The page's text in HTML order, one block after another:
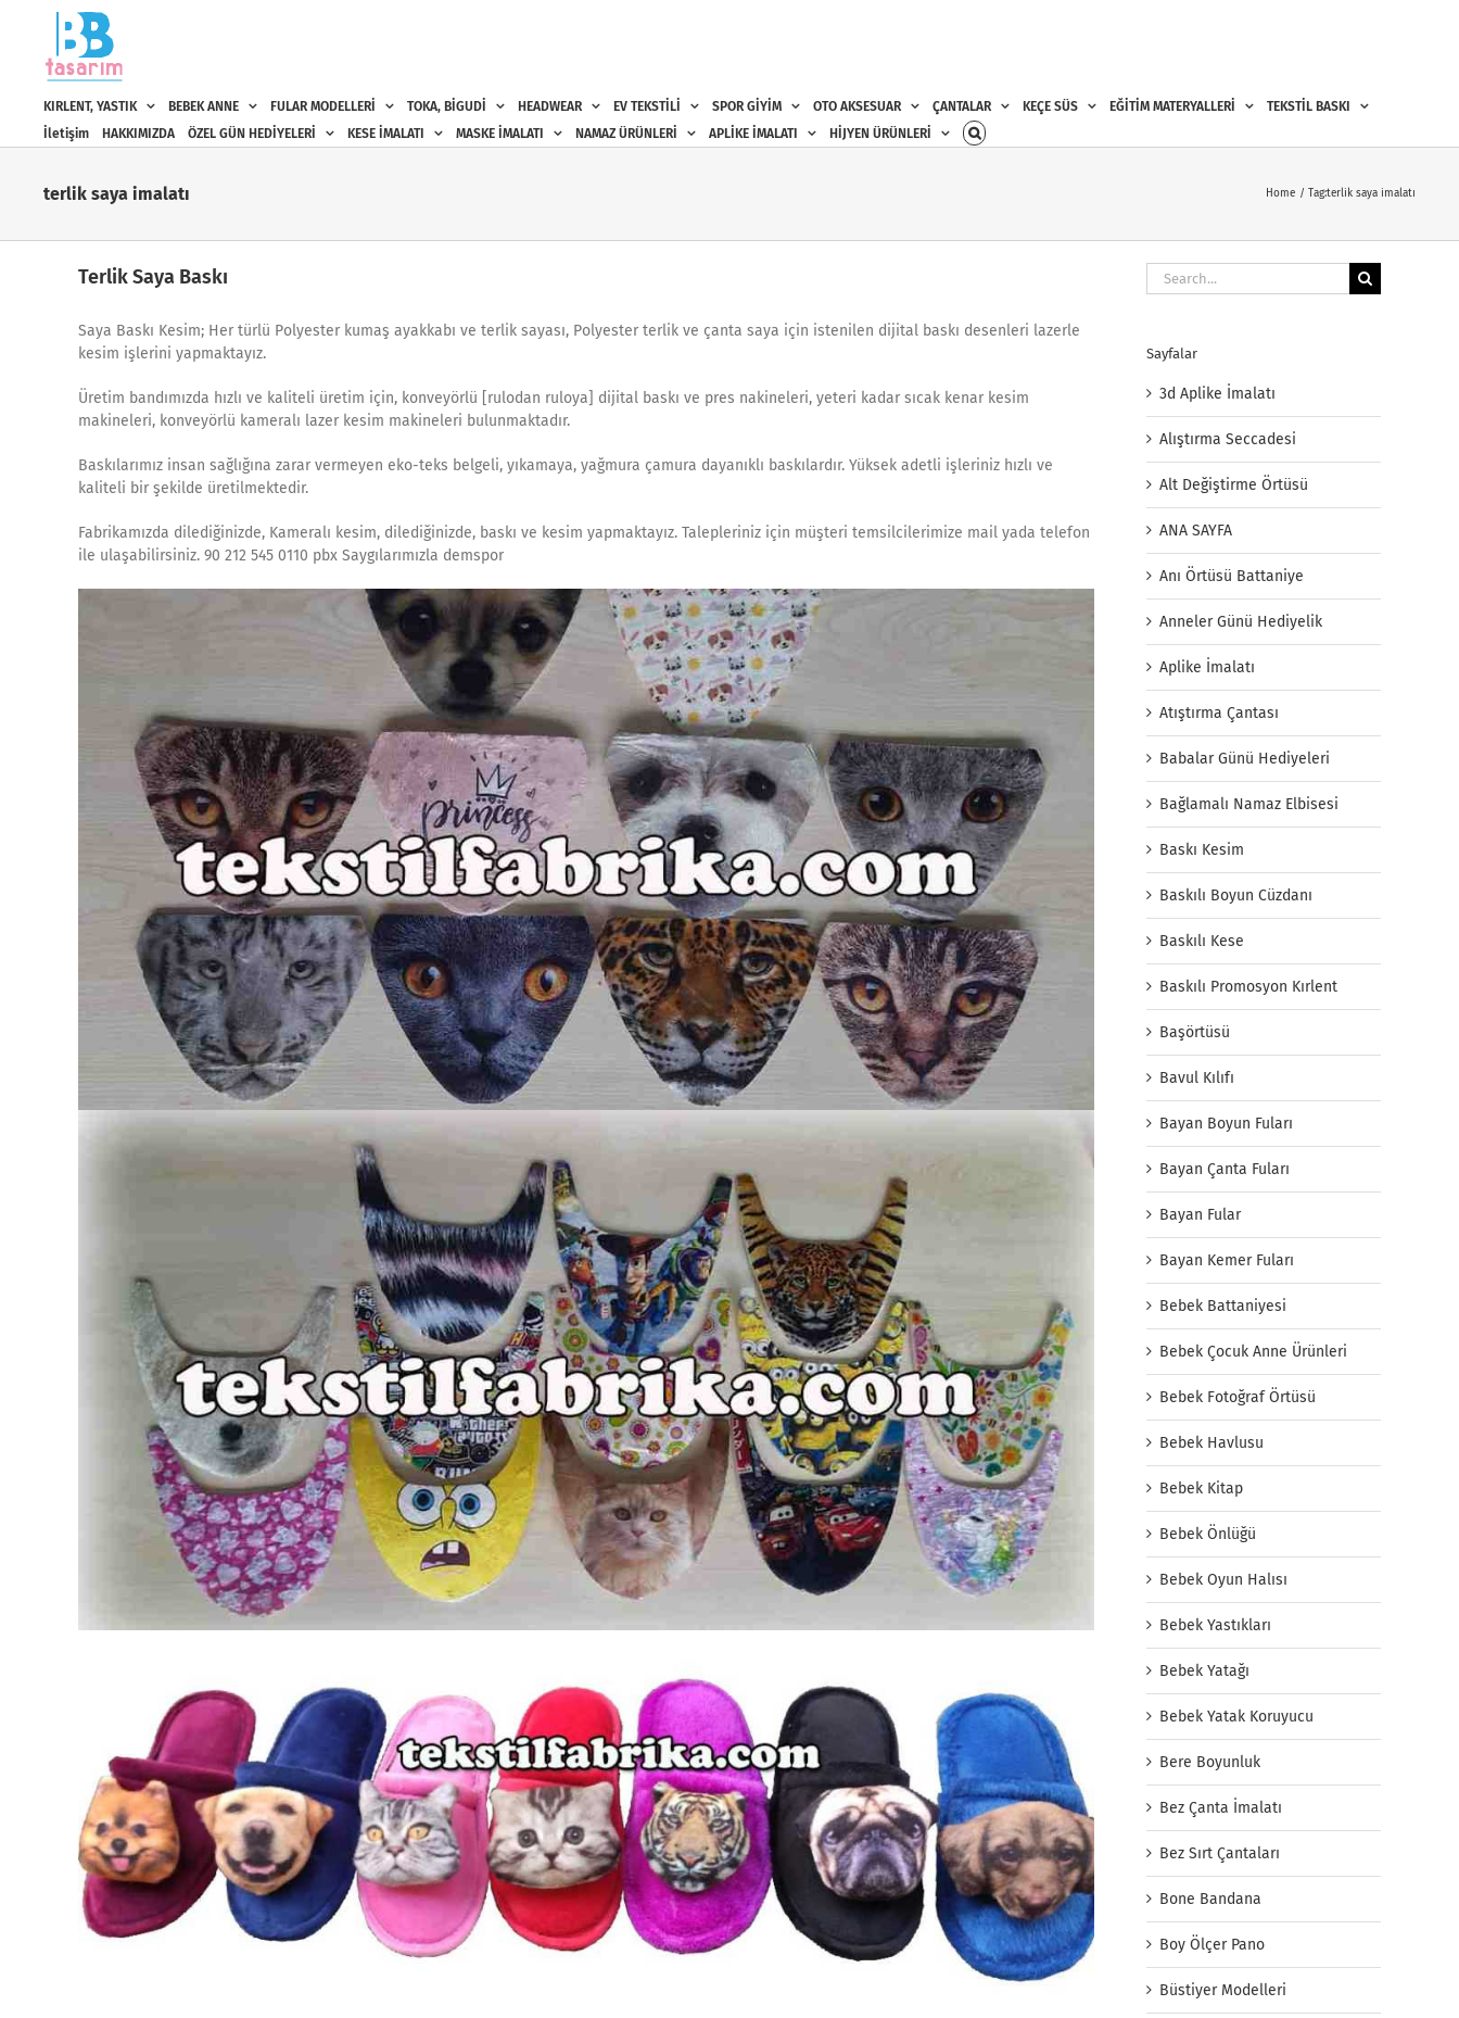
content
KIRLENT, YASTIK BEBEK ANNE FULAR MODELLERİ TOKA, BİGUDİ HEADWEAR EV TEKSTİLİ SPOR GİYİM OTO AKSESUAR ÇANTALAR KEÇE SÜS EĞİTİM MATERYALLERİ
TEKSTİL BASKI
İletişim
HAKKIMIZDA ÖZEL GÜN HEDİYELERİ KESE İMALATI MASKE İMALATI NAMAZ ÜRÜNLERİ APLİKE İMALATI HİJYEN ÜRÜNLERİ
terlik saya imalatı Home Tag:terlik saya imalatı
Terlik Saya Baskı
Saya Baskı Kesim; Her türlü Polyester kumaş ayakkabı ve terlik sayası, Polyester terlik ve çanta saya için istenilen dijital baskı desenleri lazerle
kesim işlerini yapmaktayız.
Üretim bandımızda hızlı ve kaliteli üretim için, konveyörlü [rulodan ruloya] dijital baskı ve pres nakineleri, yeteri kadar sıcak kenar kesim
makineleri, konveyörlü kameralı lazer kesim makineleri bulunmaktadır.
Baskılarımız insan sağlığına zarar vermeyen eko-teks belgeli, yıkamaya, yağmura çamura dayanıklı baskılardır. Yüksek adetli işleriniz hızlı ve
kaliteli bir şekilde üretilmektedir.
Fabrikamızda dilediğinizde, Kameralı kesim, dilediğinizde, baskı ve kesim yapmaktayız. Talepleriniz için müşteri temsilcilerimize mail yada telefon
ile ulaşabilirsiniz. 90 212 545 0110 pbx Saygılarımızla demspor
Search
for:
Sayfalar
3d Aplike İmalatı
Alıştırma Seccadesi
Alt Değiştirme Örtüsü
ANA SAYFA
Anı Örtüsü Battaniye
Anneler Günü Hediyelik
Aplike İmalatı
Atıştırma Çantası
Babalar Günü Hediyeleri
Bağlamalı Namaz Elbisesi
Baskı Kesim
Baskılı Boyun Cüzdanı
Baskılı Kese
Baskılı Promosyon Kırlent
Başörtüsü
Bavul Kılıfı
Bayan Boyun Fuları
Bayan Çanta Fuları
Bayan Fular
Bayan Kemer Fuları
Bebek Battaniyesi
Bebek Çocuk Anne Ürünleri
Bebek Fotoğraf Örtüsü
Bebek Havlusu
Bebek Kitap
Bebek Önlüğü
Bebek Oyun Halısı
Bebek Yastıkları
Bebek Yatağı
Bebek Yatak Koruyucu
Bere Boyunluk
Bez Çanta İmalatı
Bez Sırt Çantaları
Bone Bandana
Boy Ölçer Pano
Büstiyer Modelleri